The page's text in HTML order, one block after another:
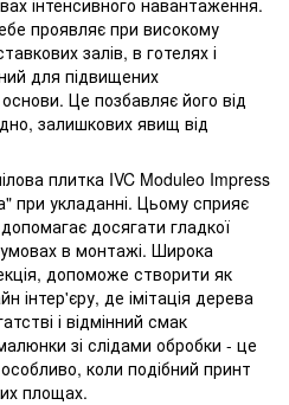
проявляє при високому
залів, в готелях і
для підвищених
Це позбавляє його від
залишкових явищ від
плитка IVC Moduleo Impress
при укладанні. Цьому сприяє
досягати гладкої
в монтажі. Широка
допоможе створити як
інтер'єру, де імітація дерева
і відмінний смак
зі слідами обробки - це
коли подібний принт
площах.